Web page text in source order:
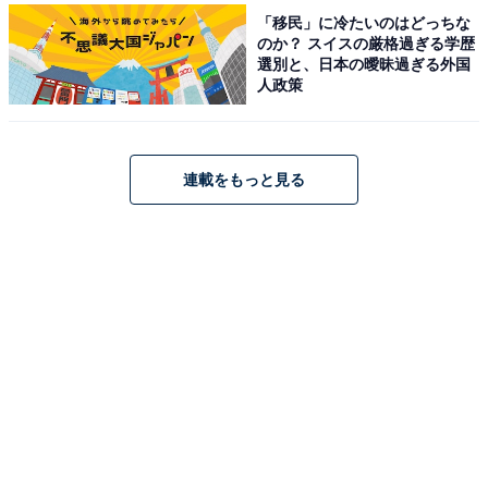
回答者に「他の人から届いたら『印象がよい』と感じる
LINEの文章の特徴」を聞いてみたところ、
「ニッコリと笑っているような表情の絵文字を文章
伝わらないニュアンスもあるし、1つか2つはありだ
「移民」に冷たいのはどっちな
のか？ スイスの厳格過ぎる学歴
選別と、日本の曖昧過ぎる外国
人政策
連載をもっと見る